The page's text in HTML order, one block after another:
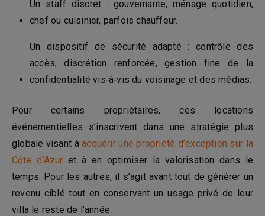
Un staff discret : gouvernante, ménage quotidien,
chef ou cuisinier, parfois chauffeur.
Un dispositif de sécurité adapté : contrôle des
accès, discrétion renforcée, gestion fine de la
confidentialité vis‑à‑vis du voisinage et des médias.
Pour certains propriétaires, ces locations
événementielles s’inscrivent dans une stratégie plus
globale visant àacquérir une propriété d’exception sur la
Côte d’Azur et à en optimiser la valorisation dans le
temps. Pour les autres, il s’agit avant tout de générer un
revenu ciblé tout en conservant un usage privé de leur
villa le reste de l’année.